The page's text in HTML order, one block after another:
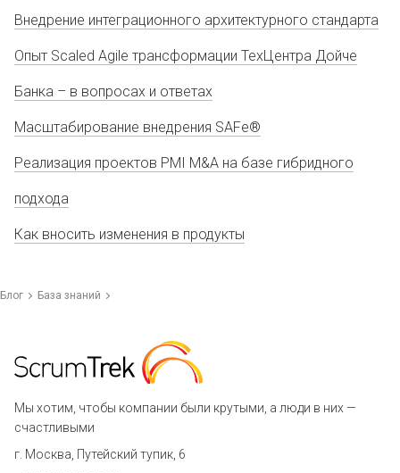
Внедрение интеграционного архитектурного стандарта
Опыт Scaled Agile трансформации ТехЦентра Дойче
Банка – в вопросах и ответах
Масштабирование внедрения SAFe®
Реализация проектов PMI M&A на базе гибридного
подхода
Как вносить изменения в продукты
Блог База знаний
Мы хотим, чтобы компании были крутыми, а люди в них —
счастливыми
г. Москва, Путейский тупик, 6